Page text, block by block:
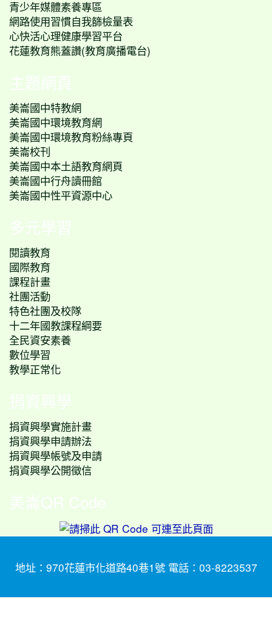
青少年媒體素養專區
網路使用習慣自我篩檢量表
心快活心理健康學習平台
花蓮教育熊蓋讚(教育廣播電台)
主題網頁
美崙國中特教網
美崙國中環境教育網
美崙國中環境教育粉絲專頁
美崙校刊
美崙國中本土語教育網頁
美崙國中行舟讀冊館
美崙國中性平資源中心
多元學習
閱讀教育
國際教育
課程計畫
社團活動
特色社團及校隊
十二年國教課程綱要
全民資安素養
數位學習
教學正常化
捐資興學
捐資興學實施計畫
捐資興學申請辦法
捐資興學帳號及申請
捐資興學公開徵信
美崙QR Code
地址：970花蓮市化道路40巷1號 電話：03-8223537